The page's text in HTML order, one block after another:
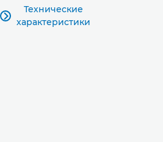

Технические
характеристики